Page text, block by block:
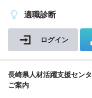
適職診断
ログイン
長崎県人材活躍支援セン
ご案内